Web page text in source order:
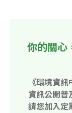
你的關心
《環境資
資訊公開普
請您加入定